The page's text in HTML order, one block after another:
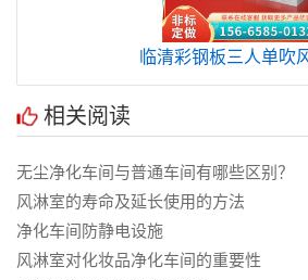
临清彩钢板三人单吹
相关阅读
无尘净化车间与普通车间有哪些区别？
风淋室的寿命及延长使用的方法
净化车间防静电设施
风淋室对化妆品净化车间的重要性